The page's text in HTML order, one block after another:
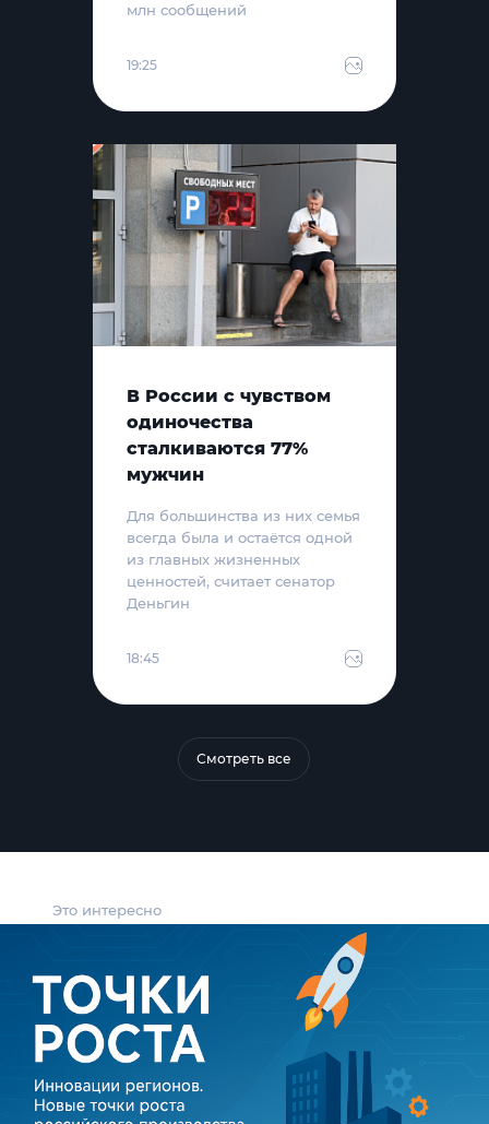
Это интересно
млн сообщений
19:25
В России с чувством
одиночества
сталкиваются 77%
мужчин
Для большинства из них семья
всегда была и остаётся одной
из главных жизненных
ценностей, считает сенатор
Деньгин
18:45
Смотреть все